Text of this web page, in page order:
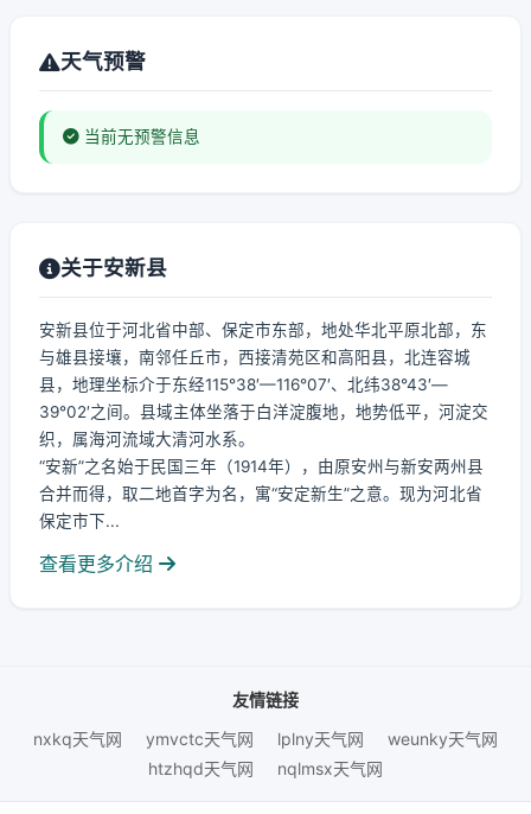
天气预警
当前无预警信息
关于安新县
安新县位于河北省中部、保定市东部，地处华北平原北部，东
与雄县接壤，南邻任丘市，西接清苑区和高阳县，北连容城
县，地理坐标介于东经115°38′—116°07′、北纬38°43′—
39°02′之间。县域主体坐落于白洋淀腹地，地势低平，河淀交
织，属海河流域大清河水系。
“安新”之名始于民国三年（1914年），由原安州与新安两州县
合并而得，取二地首字为名，寓“安定新生”之意。现为河北省
保定市下...
查看更多介绍
友情链接
nxkq天气网
ymvctc天气网 lplny天气网
weunky天气网
htzhqd天气网
nqlmsx天气网